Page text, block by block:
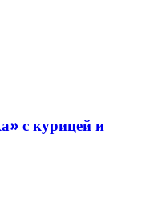
с курицей и